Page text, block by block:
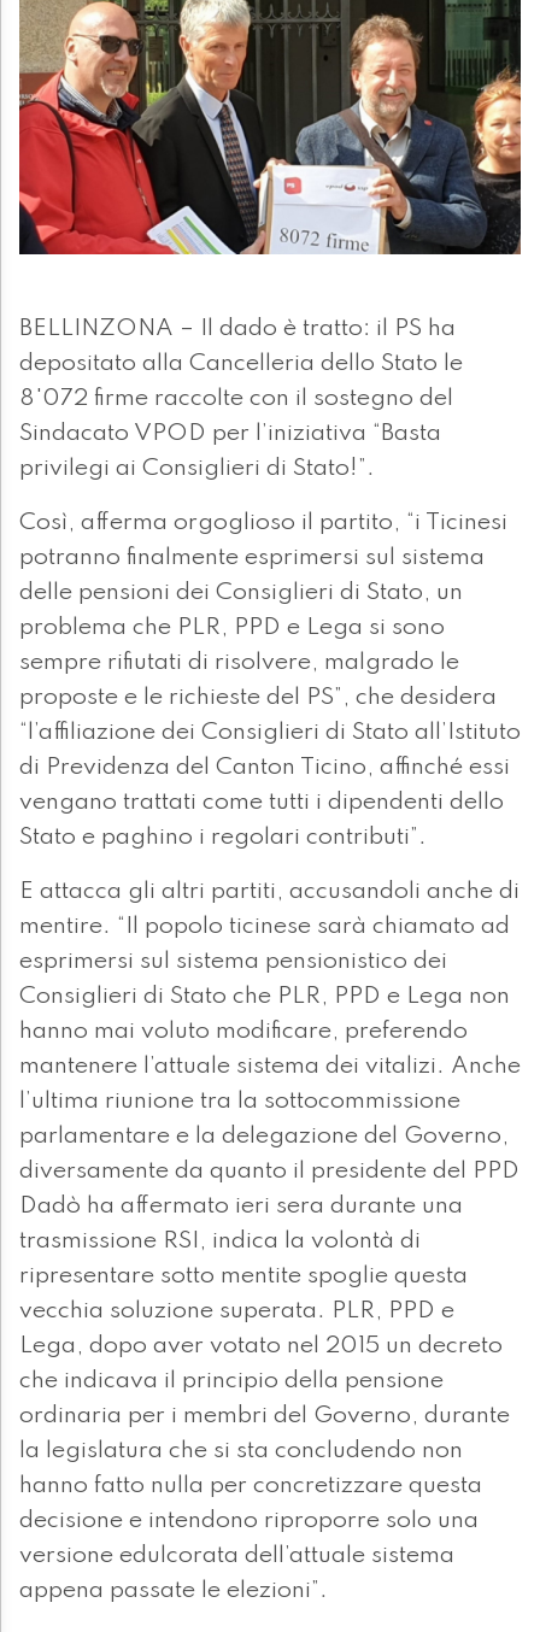
BELLINZONA – Il dado è tratto: il PS ha
depositato alla Cancelleria dello Stato le
8'072 firme raccolte con il sostegno del
Sindacato VPOD per l’iniziativa “Basta
privilegi ai Consiglieri di Stato!”.
Così, afferma orgoglioso il partito, “i Ticinesi
potranno finalmente esprimersi sul sistema
delle pensioni dei Consiglieri di Stato, un
problema che PLR, PPD e Lega si sono
sempre rifiutati di risolvere, malgrado le
proposte e le richieste del PS”, che desidera
“l’affiliazione dei Consiglieri di Stato all’Istituto
di Previdenza del Canton Ticino, affinché essi
vengano trattati come tutti i dipendenti dello
Stato e paghino i regolari contributi”.
E attacca gli altri partiti, accusandoli anche di
mentire. “Il popolo ticinese sarà chiamato ad
esprimersi sul sistema pensionistico dei
Consiglieri di Stato che PLR, PPD e Lega non
hanno mai voluto modificare, preferendo
mantenere l’attuale sistema dei vitalizi. Anche
l’ultima riunione tra la sottocommissione
parlamentare e la delegazione del Governo,
diversamente da quanto il presidente del PPD
Dadò ha affermato ieri sera durante una
trasmissione RSI, indica la volontà di
ripresentare sotto mentite spoglie questa
vecchia soluzione superata. PLR, PPD e
Lega, dopo aver votato nel 2015 un decreto
che indicava il principio della pensione
ordinaria per i membri del Governo, durante
la legislatura che si sta concludendo non
hanno fatto nulla per concretizzare questa
decisione e intendono riproporre solo una
versione edulcorata dell’attuale sistema
appena passate le elezioni”.